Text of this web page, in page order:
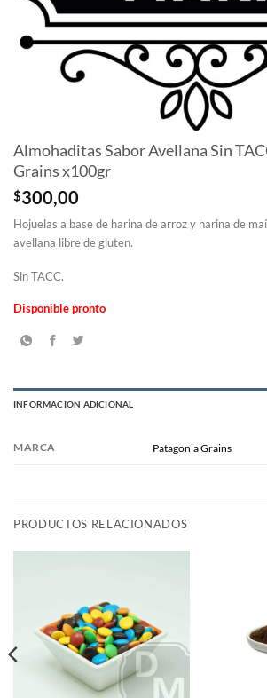
Almohaditas Sabor Avellana Sin
Grains x100gr
$300,00
Hojuelas a base de harina de arroz y harina de
avellana libre de gluten.
Sin TACC.
Disponible pronto
INFORMACIÓN ADICIONAL
MARCA Patagonia Grains
PRODUCTOS RELACIONADOS